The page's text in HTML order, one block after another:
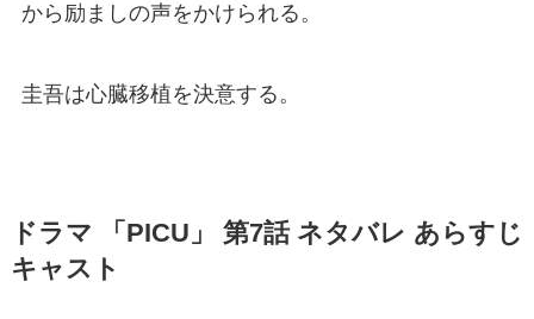
から励ましの声をかけられる。
圭吾は心臓移植を決意する。
ドラマ 「PICU」 第7話 ネタバレ あらすじ
キャスト